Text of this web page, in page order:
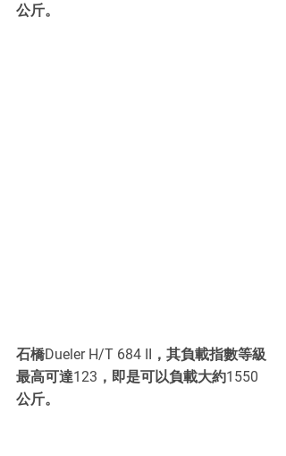
公斤。
石橋Dueler H/T 684 II，其負載指數等級
最高可達123，即是可以負載大約1550
公斤。